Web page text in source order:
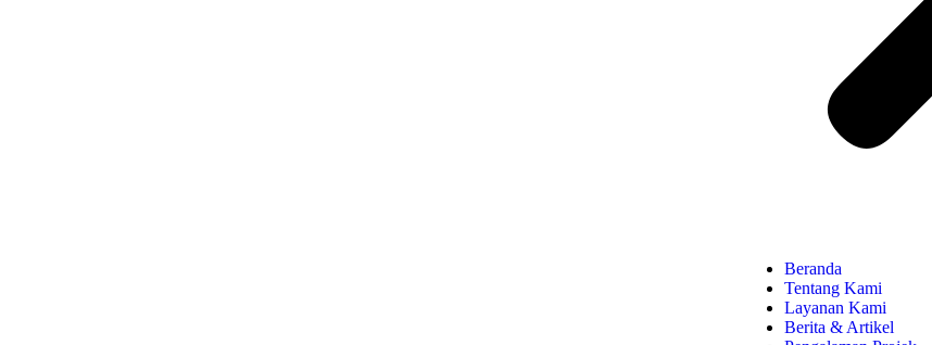
Beranda
Tentang Kami
Layanan Kami
Berita & Artikel